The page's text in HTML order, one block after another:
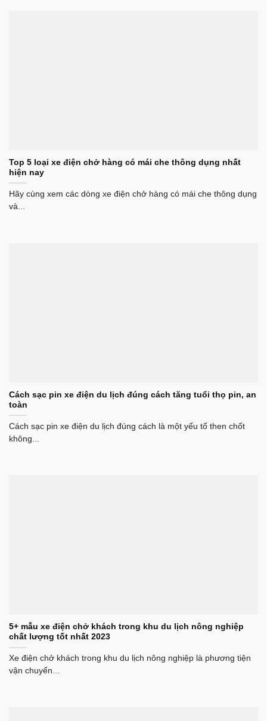
Top 5 loại xe điện chở hàng có mái che thông dụng nhất
hiện nay
Hãy cùng xem các dòng xe điện chở hàng có mái che thông dụng
và...
Cách sạc pin xe điện du lịch đúng cách tăng tuổi thọ pin, an
toàn
Cách sạc pin xe điện du lịch đúng cách là một yếu tố then chốt
không...
5+ mẫu xe điện chở khách trong khu du lịch nông nghiệp
chất lượng tốt nhất 2023
Xe điện chở khách trong khu du lịch nông nghiệp là phương tiện
vận chuyển...